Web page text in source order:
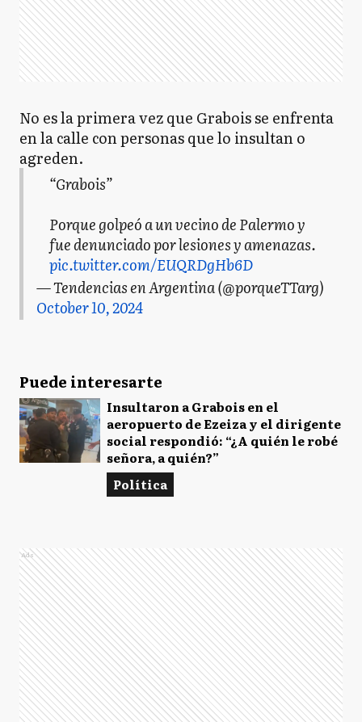
No es la primera vez que Grabois se enfrenta
en la calle con personas que lo insultan o
agreden.
“Grabois”
Porque golpeó a un vecino de Palermo y
fue denunciado por lesiones y amenazas.
pic.twitter.com/EUQRDgHb6D
— Tendencias en Argentina (@porqueTTarg)
October 10, 2024
Puede interesarte
Insultaron a Grabois en el
aeropuerto de Ezeiza y el dirigente
social respondió: “¿A quién le robé
señora, a quién?”
Política
Ads